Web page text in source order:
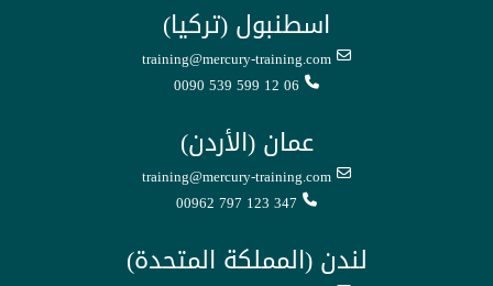
اسطنبول (تركيا)
training@mercury-training.com
0090 539 599 12 06
عمان (الأردن)
training@mercury-training.com
00962 797 123 347
لندن (المملكة المتحدة)